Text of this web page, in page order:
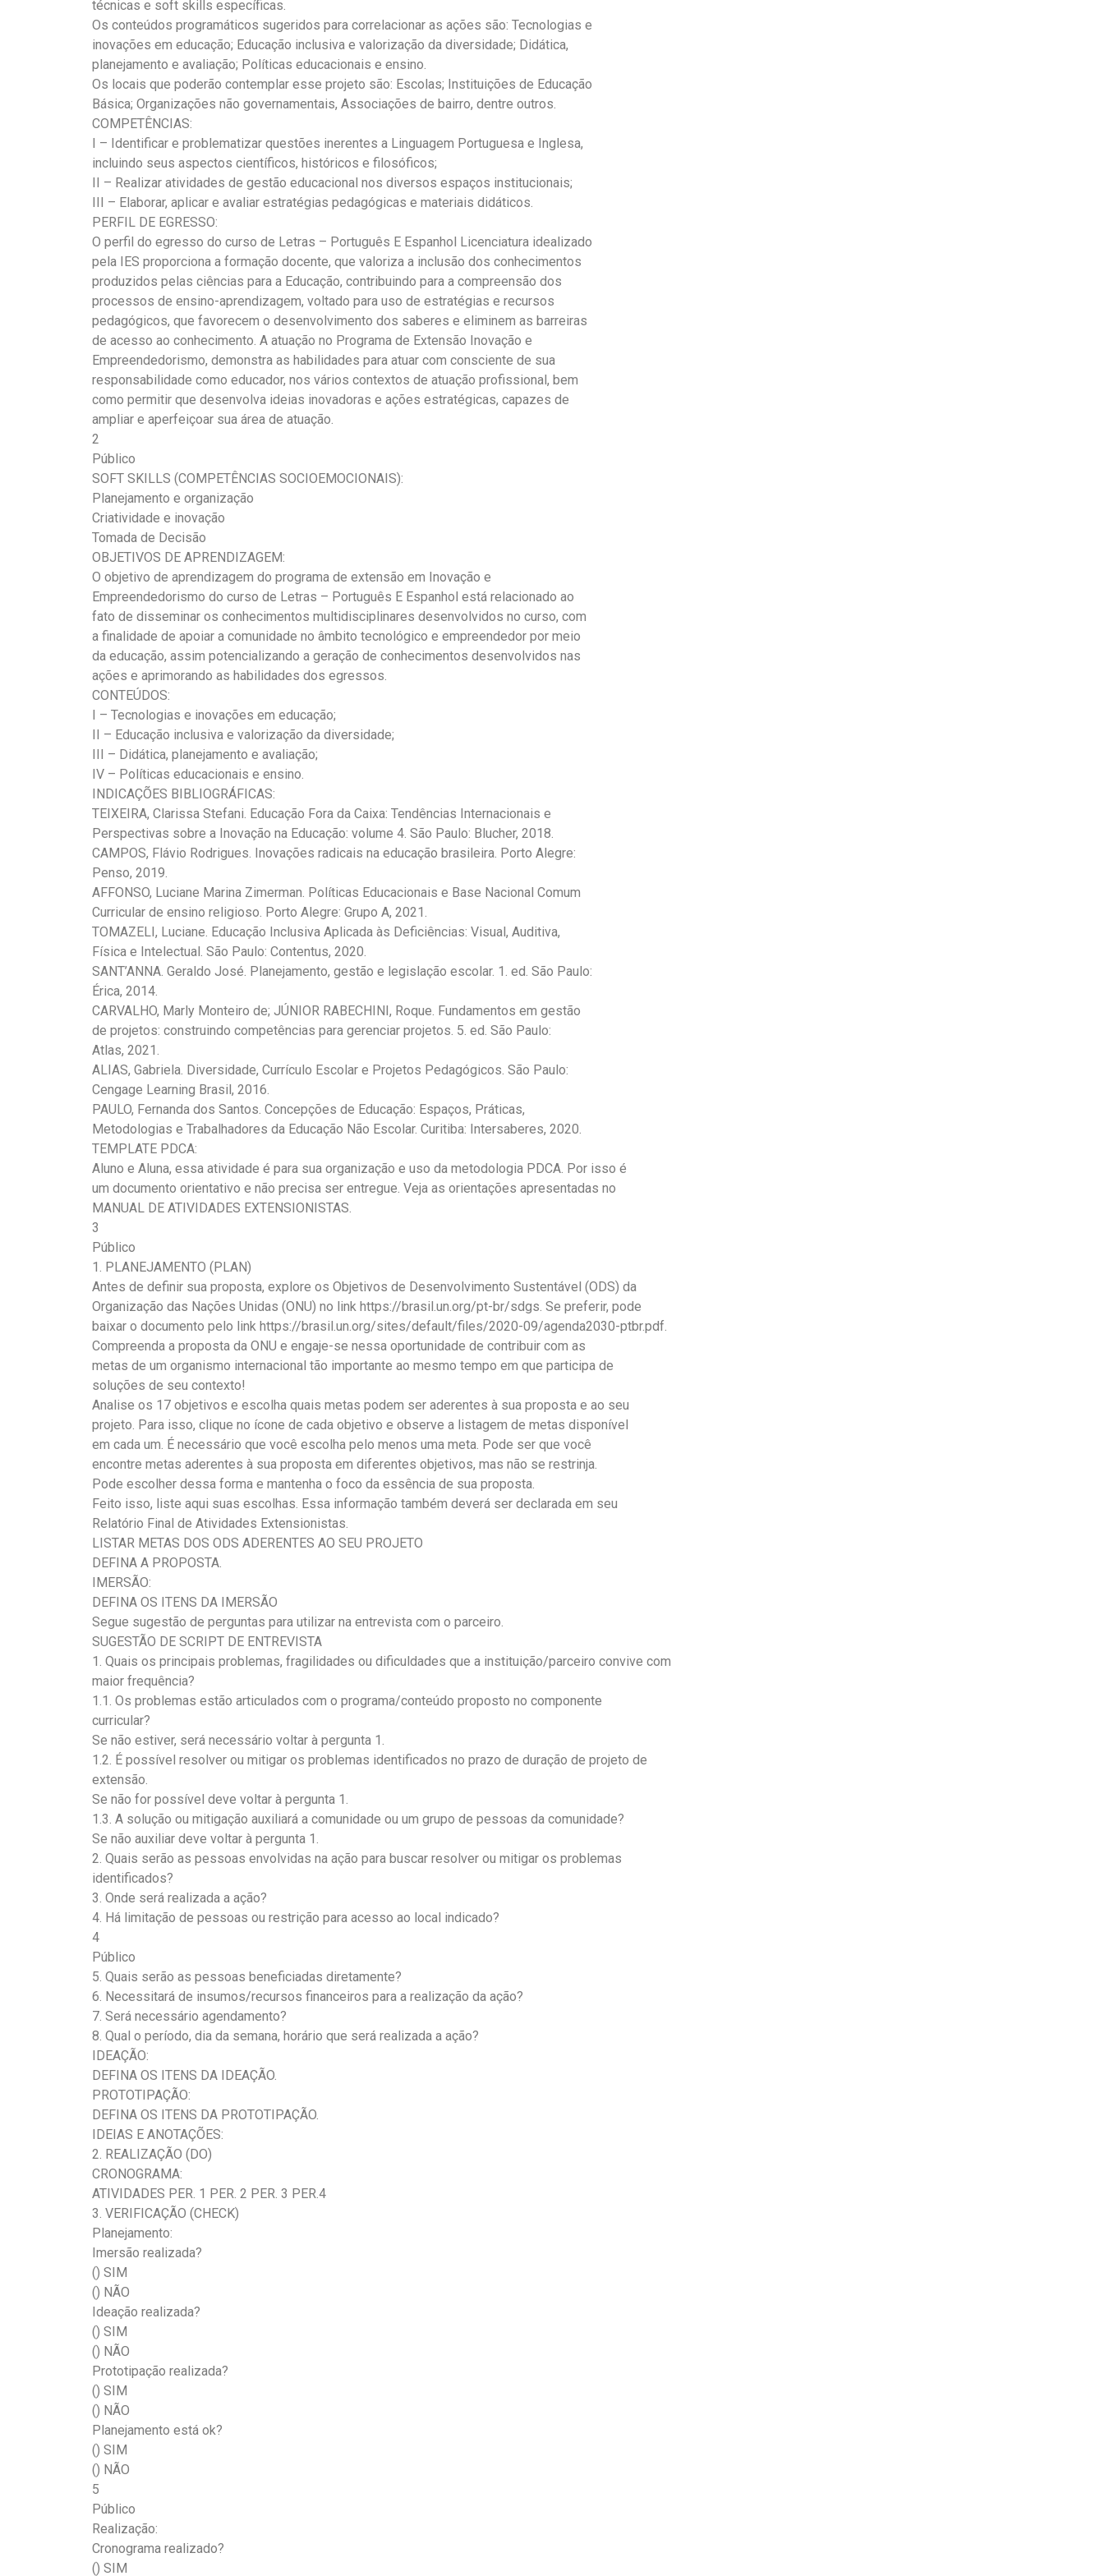
técnicas e soft skills específicas.
Os conteúdos programáticos sugeridos para correlacionar as ações são: Tecnologias e
inovações em educação; Educação inclusiva e valorização da diversidade; Didática,
planejamento e avaliação; Políticas educacionais e ensino.
Os locais que poderão contemplar esse projeto são: Escolas; Instituições de Educação
Básica; Organizações não governamentais, Associações de bairro, dentre outros.
COMPETÊNCIAS:
I – Identificar e problematizar questões inerentes a Linguagem Portuguesa e Inglesa,
incluindo seus aspectos científicos, históricos e filosóficos;
II – Realizar atividades de gestão educacional nos diversos espaços institucionais;
III – Elaborar, aplicar e avaliar estratégias pedagógicas e materiais didáticos.
PERFIL DE EGRESSO:
O perfil do egresso do curso de Letras – Português E Espanhol Licenciatura idealizado
pela IES proporciona a formação docente, que valoriza a inclusão dos conhecimentos
produzidos pelas ciências para a Educação, contribuindo para a compreensão dos
processos de ensino-aprendizagem, voltado para uso de estratégias e recursos
pedagógicos, que favorecem o desenvolvimento dos saberes e eliminem as barreiras
de acesso ao conhecimento. A atuação no Programa de Extensão Inovação e
Empreendedorismo, demonstra as habilidades para atuar com consciente de sua
responsabilidade como educador, nos vários contextos de atuação profissional, bem
como permitir que desenvolva ideias inovadoras e ações estratégicas, capazes de
ampliar e aperfeiçoar sua área de atuação.
2
Público
SOFT SKILLS (COMPETÊNCIAS SOCIOEMOCIONAIS):
Planejamento e organização
Criatividade e inovação
Tomada de Decisão
OBJETIVOS DE APRENDIZAGEM:
O objetivo de aprendizagem do programa de extensão em Inovação e
Empreendedorismo do curso de Letras – Português E Espanhol está relacionado ao
fato de disseminar os conhecimentos multidisciplinares desenvolvidos no curso, com
a finalidade de apoiar a comunidade no âmbito tecnológico e empreendedor por meio
da educação, assim potencializando a geração de conhecimentos desenvolvidos nas
ações e aprimorando as habilidades dos egressos.
CONTEÚDOS:
I – Tecnologias e inovações em educação;
II – Educação inclusiva e valorização da diversidade;
III – Didática, planejamento e avaliação;
IV – Políticas educacionais e ensino.
INDICAÇÕES BIBLIOGRÁFICAS:
TEIXEIRA, Clarissa Stefani. Educação Fora da Caixa: Tendências Internacionais e
Perspectivas sobre a Inovação na Educação: volume 4. São Paulo: Blucher, 2018.
CAMPOS, Flávio Rodrigues. Inovações radicais na educação brasileira. Porto Alegre:
Penso, 2019.
AFFONSO, Luciane Marina Zimerman. Políticas Educacionais e Base Nacional Comum
Curricular de ensino religioso. Porto Alegre: Grupo A, 2021.
TOMAZELI, Luciane. Educação Inclusiva Aplicada às Deficiências: Visual, Auditiva,
Física e Intelectual. São Paulo: Contentus, 2020.
SANT’ANNA. Geraldo José. Planejamento, gestão e legislação escolar. 1. ed. São Paulo:
Érica, 2014.
CARVALHO, Marly Monteiro de; JÚNIOR RABECHINI, Roque. Fundamentos em gestão
de projetos: construindo competências para gerenciar projetos. 5. ed. São Paulo:
Atlas, 2021.
ALIAS, Gabriela. Diversidade, Currículo Escolar e Projetos Pedagógicos. São Paulo:
Cengage Learning Brasil, 2016.
PAULO, Fernanda dos Santos. Concepções de Educação: Espaços, Práticas,
Metodologias e Trabalhadores da Educação Não Escolar. Curitiba: Intersaberes, 2020.
TEMPLATE PDCA:
Aluno e Aluna, essa atividade é para sua organização e uso da metodologia PDCA. Por isso é
um documento orientativo e não precisa ser entregue. Veja as orientações apresentadas no
MANUAL DE ATIVIDADES EXTENSIONISTAS.
3
Público
1. PLANEJAMENTO (PLAN)
Antes de definir sua proposta, explore os Objetivos de Desenvolvimento Sustentável (ODS) da
Organização das Nações Unidas (ONU) no link https://brasil.un.org/pt-br/sdgs. Se preferir, pode
baixar o documento pelo link https://brasil.un.org/sites/default/files/2020-09/agenda2030-ptbr.pdf.
Compreenda a proposta da ONU e engaje-se nessa oportunidade de contribuir com as
metas de um organismo internacional tão importante ao mesmo tempo em que participa de
soluções de seu contexto!
Analise os 17 objetivos e escolha quais metas podem ser aderentes à sua proposta e ao seu
projeto. Para isso, clique no ícone de cada objetivo e observe a listagem de metas disponível
em cada um. É necessário que você escolha pelo menos uma meta. Pode ser que você
encontre metas aderentes à sua proposta em diferentes objetivos, mas não se restrinja.
Pode escolher dessa forma e mantenha o foco da essência de sua proposta.
Feito isso, liste aqui suas escolhas. Essa informação também deverá ser declarada em seu
Relatório Final de Atividades Extensionistas.
LISTAR METAS DOS ODS ADERENTES AO SEU PROJETO
DEFINA A PROPOSTA.
IMERSÃO:
DEFINA OS ITENS DA IMERSÃO
Segue sugestão de perguntas para utilizar na entrevista com o parceiro.
SUGESTÃO DE SCRIPT DE ENTREVISTA
1. Quais os principais problemas, fragilidades ou dificuldades que a instituição/parceiro convive com
maior frequência?
1.1. Os problemas estão articulados com o programa/conteúdo proposto no componente
curricular?
Se não estiver, será necessário voltar à pergunta 1.
1.2. É possível resolver ou mitigar os problemas identificados no prazo de duração de projeto de
extensão.
Se não for possível deve voltar à pergunta 1.
1.3. A solução ou mitigação auxiliará a comunidade ou um grupo de pessoas da comunidade?
Se não auxiliar deve voltar à pergunta 1.
2. Quais serão as pessoas envolvidas na ação para buscar resolver ou mitigar os problemas
identificados?
3. Onde será realizada a ação?
4. Há limitação de pessoas ou restrição para acesso ao local indicado?
4
Público
5. Quais serão as pessoas beneficiadas diretamente?
6. Necessitará de insumos/recursos financeiros para a realização da ação?
7. Será necessário agendamento?
8. Qual o período, dia da semana, horário que será realizada a ação?
IDEAÇÃO:
DEFINA OS ITENS DA IDEAÇÃO.
PROTOTIPAÇÃO:
DEFINA OS ITENS DA PROTOTIPAÇÃO.
IDEIAS E ANOTAÇÕES:
2. REALIZAÇÃO (DO)
CRONOGRAMA:
ATIVIDADES PER. 1 PER. 2 PER. 3 PER.4
3. VERIFICAÇÃO (CHECK)
Planejamento:
Imersão realizada?
() SIM
() NÃO
Ideação realizada?
() SIM
() NÃO
Prototipação realizada?
() SIM
() NÃO
Planejamento está ok?
() SIM
() NÃO
5
Público
Realização:
Cronograma realizado?
() SIM